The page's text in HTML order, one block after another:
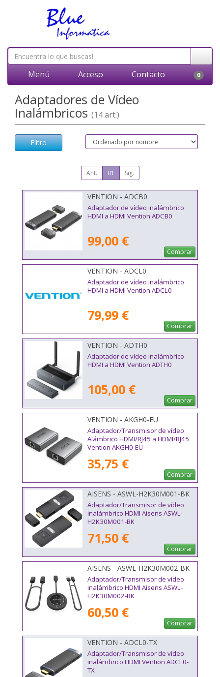
Menú Acceso Contacto 0
Adaptadores de Vídeo
Inalámbricos (14 art.)
Filtro
Ant. 01 Sig.
VENTION - ADCB0
Adaptador de vídeo inalámbrico
HDMI a HDMI Vention ADCB0
99,00 €
Comprar
VENTION - ADCL0
Adaptador de vídeo inalámbrico
HDMI a HDMI Vention ADCL0
79,99 €
Comprar
VENTION - ADTH0
Adaptador de vídeo inalámbrico
HDMI a HDMI Vention ADTH0
105,00 €
Comprar
VENTION - AKGH0-EU
Adaptador/Transmisor de vídeo
Alámbrico HDMI/RJ45 a HDMI/RJ45
Vention AKGH0-EU
35,75 €
Comprar
AISENS - ASWL-H2K30M001-BK
Adaptador/Transmisor de vídeo
inalámbrico HDMI Aisens ASWL-
H2K30M001-BK
71,50 €
Comprar
AISENS - ASWL-H2K30M002-BK
Adaptador/Transmisor de vídeo
inalámbrico HDMI Aisens ASWL-
H2K30M002-BK
60,50 €
Comprar
VENTION - ADCL0-TX
Adaptador/Transmisor de vídeo
inalámbrico HDMI Vention ADCL0-
TX